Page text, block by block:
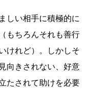
しい相手に積極的に
もちろんそれも善行
けれど）。しかしそ
向きされない、好意
たされて助けを必要